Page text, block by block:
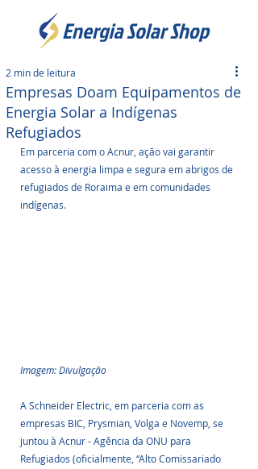
Empresas Doam Equipamentos de
Energia Solar a Indígenas
Refugiados
2 min de leitura
Em parceria com o Acnur, ação vai garantir
acesso à energia limpa e segura em abrigos de
refugiados de Roraima e em comunidades
indígenas.
Imagem: Divulgação
A Schneider Electric, em parceria com as
empresas BIC, Prysmian, Volga e Novemp, se
juntou à Acnur - Agência da ONU para
Refugiados (oficialmente, “Alto Comissariado